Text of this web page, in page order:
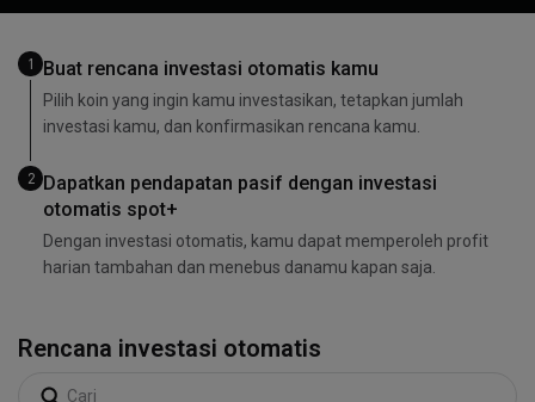
1 Buat rencana investasi otomatis kamu
Pilih koin yang ingin kamu investasikan, tetapkan jumlah
investasi kamu, dan konfirmasikan rencana kamu.
2
Dapatkan pendapatan pasif dengan investasi
otomatis spot+
Dengan investasi otomatis, kamu dapat memperoleh profit
harian tambahan dan menebus danamu kapan saja.
Rencana investasi otomatis